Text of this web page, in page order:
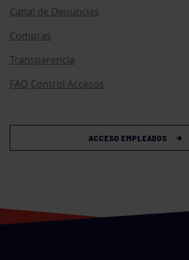
Canal de Denuncias
Compras
Transparencia
FAQ Control Accesos
ACCESO EMPLEADOS